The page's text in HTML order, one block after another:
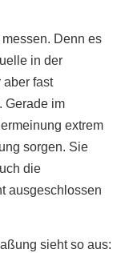
Denn es
in der
aber fast
Gerade im
extrem
sorgen. Sie
die
ausgeschlossen
sieht so aus: